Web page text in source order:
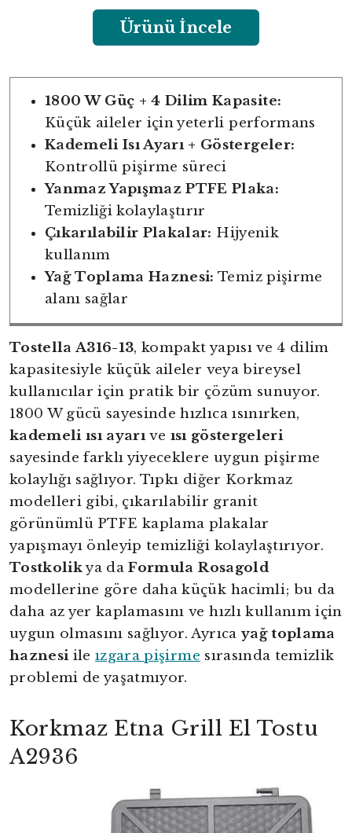
Ürünü İncele
1800 W Güç + 4 Dilim Kapasite:
Küçük aileler için yeterli performans
Kademeli Isı Ayarı + Göstergeler:
Kontrollü pişirme süreci
Yanmaz Yapışmaz PTFE Plaka:
Temizliği kolaylaştırır
Çıkarılabilir Plakalar: Hijyenik
kullanım
Yağ Toplama Haznesi: Temiz pişirme
alanı sağlar
Tostella A316-13, kompakt yapısı ve 4 dilim
kapasitesiyle küçük aileler veya bireysel
kullanıcılar için pratik bir çözüm sunuyor.
1800 W gücü sayesinde hızlıca ısınırken,
kademeli ısı ayarıve ısı göstergeleri
sayesinde farklı yiyeceklere uygun pişirme
kolaylığı sağlıyor. Tıpkı diğer Korkmaz
modelleri gibi, çıkarılabilir granit
görünümlü PTFE kaplama plakalar
yapışmayı önleyip temizliği kolaylaştırıyor.
Tostkolikya daFormula Rosagold
modellerine göre daha küçük hacimli; bu da
daha az yer kaplamasını ve hızlı kullanım için
uygun olmasını sağlıyor. Ayrıca yağ toplama
haznesiileızgara pişirme sırasında temizlik
problemi de yaşatmıyor.
Korkmaz Etna Grill El Tostu
A2936